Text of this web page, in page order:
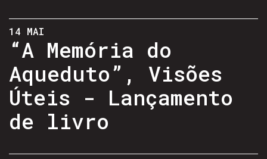
14 MAI
“A Memória do
Aqueduto”, Visões
Úteis - Lançamento
de livro